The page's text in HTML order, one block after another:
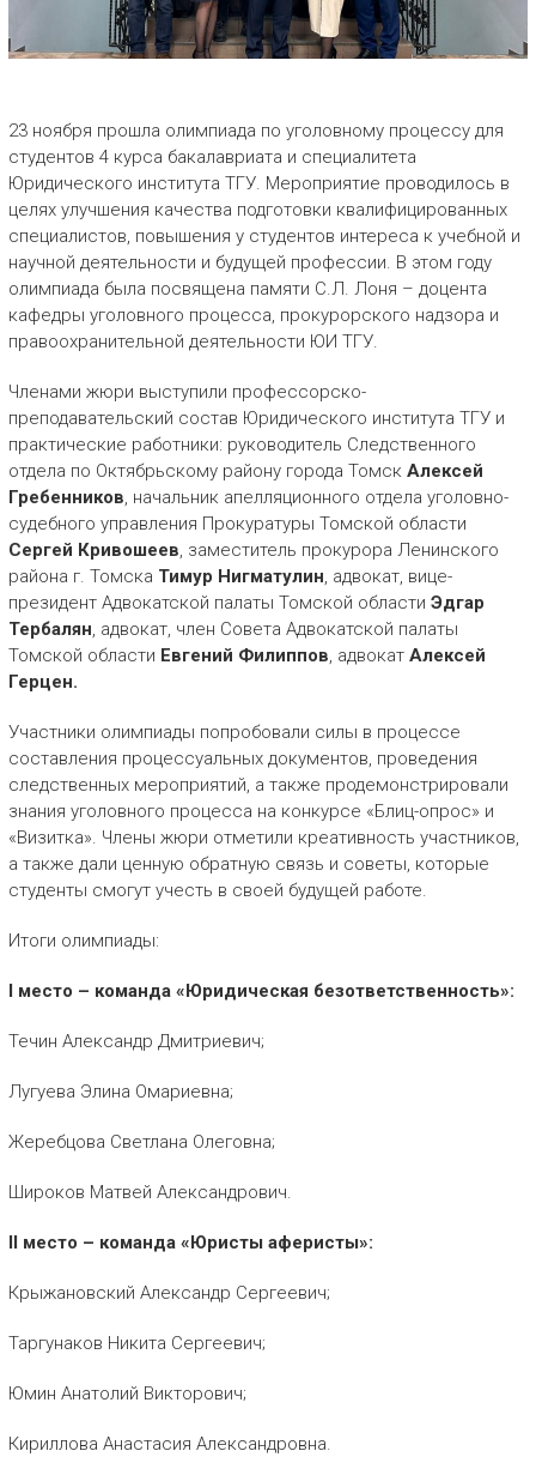
23 ноября прошла олимпиада по уголовному процессу для
студентов 4 курса бакалавриата и специалитета
Юридического института ТГУ. Мероприятие проводилось в
целях улучшения качества подготовки квалифицированных
специалистов, повышения у студентов интереса к учебной и
научной деятельности и будущей профессии. В этом году
олимпиада была посвящена памяти С.Л. Лоня – доцента
кафедры уголовного процесса, прокурорского надзора и
правоохранительной деятельности ЮИ ТГУ.
Членами жюри выступили профессорско-
преподавательский состав Юридического института ТГУ и
практические работники: руководитель Следственного
отдела по Октябрьскому району города Томск Алексей
Гребенников, начальник апелляционного отдела уголовно-
судебного управления Прокуратуры Томской области
Сергей Кривошеев, заместитель прокурора Ленинского
района г. Томска Тимур Нигматулин, адвокат, вице-
президент Адвокатской палаты Томской области Эдгар
Тербалян, адвокат, член Совета Адвокатской палаты
Томской области Евгений Филиппов, адвокат Алексей
Герцен.
Участники олимпиады попробовали силы в процессе
составления процессуальных документов, проведения
следственных мероприятий, а также продемонстрировали
знания уголовного процесса на конкурсе «Блиц-опрос» и
«Визитка». Члены жюри отметили креативность участников,
а также дали ценную обратную связь и советы, которые
студенты смогут учесть в своей будущей работе.
Итоги олимпиады:
место – команда «Юридическая безответственность»:
Течин Александр Дмитриевич;
Лугуева Элина Омариевна;
Жеребцова Светлана Олеговна;
Широков Матвей Александрович.
место – команда «Юристы аферисты»:
Крыжановский Александр Сергеевич;
Таргунаков Никита Сергеевич;
Юмин Анатолий Викторович;
Кириллова Анастасия Александровна.